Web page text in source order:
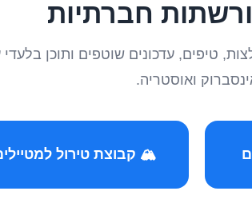
חברתיות
טיפים, עדכונים שוטפים ותוכן בלעדי
ואוסטריה.
🏔️ קבוצת טירול